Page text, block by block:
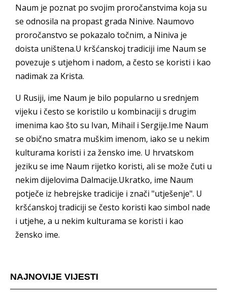
Naum je poznat po svojim proročanstvima koja su
se odnosila na propast grada Ninive. Naumovo
proročanstvo se pokazalo točnim, a Niniva je
doista uništena.U kršćanskoj tradiciji ime Naum se
povezuje s utjehom i nadom, a često se koristi i kao
nadimak za Krista.
U Rusiji, ime Naum je bilo popularno u srednjem
vijeku i često se koristilo u kombinaciji s drugim
imenima kao što su Ivan, Mihail i Sergije.Ime Naum
se obično smatra muškim imenom, iako se u nekim
kulturama koristi i za žensko ime. U hrvatskom
jeziku se ime Naum rijetko koristi, ali se može čuti u
nekim dijelovima Dalmacije.Ukratko, ime Naum
potječe iz hebrejske tradicije i znači "utješenje". U
kršćanskoj tradiciji se često koristi kao simbol nade
i utjehe, a u nekim kulturama se koristi i kao
žensko ime.
NAJNOVIJE VIJESTI